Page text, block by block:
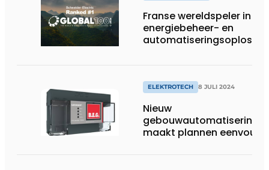
Franse wereldspeler in
energiebeheer- en
ELEKTROTECH 8 JULI 2024
Nieuw
maakt plannen